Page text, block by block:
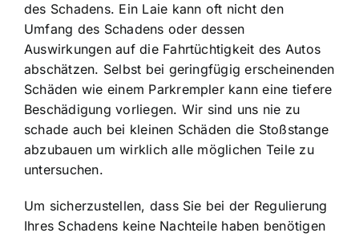
des Schadens. Ein Laie kann oft nicht den
Umfang des Schadens oder dessen
Auswirkungen auf die Fahrtüchtigkeit des Autos
abschätzen. Selbst bei geringfügig erscheinenden
Schäden wie einem Parkrempler kann eine tiefere
Beschädigung vorliegen. Wir sind uns nie zu
schade auch bei kleinen Schäden die Stoßstange
abzubauen um wirklich alle möglichen Teile zu
untersuchen.
Um sicherzustellen, dass Sie bei der Regulierung
Ihres Schadens keine Nachteile haben benötigen